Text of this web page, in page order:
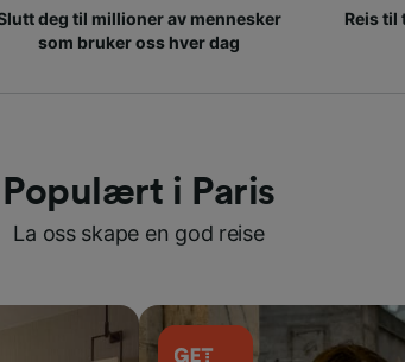
deg til millioner av mennesker
som bruker oss hver dag
Reis til
Populært i Paris
La oss skape en god reise